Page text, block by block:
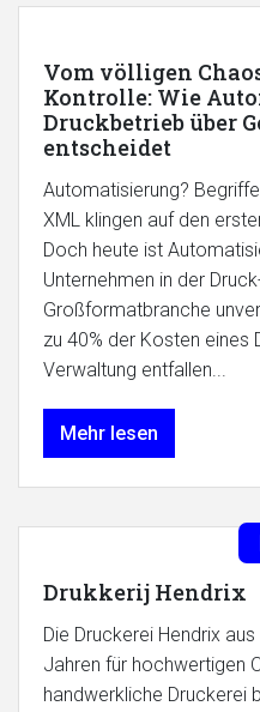
Vom völligen
Kontrolle: Wie
Druckbetrieb über
entscheidet
Automatisierung?
XML klingen auf den
Doch heute ist
Unternehmen in der
Großformatbranche
zu 40% der Kosten eines
Verwaltung entfallen...
Mehr lesen
Drukkerij Hendrix
Die Druckerei Hendrix
Jahren für hochwertigen
handwerkliche Druckerei